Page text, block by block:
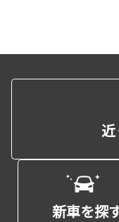
新車を探